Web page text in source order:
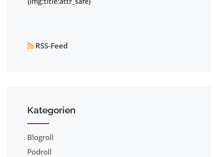
RSS-Feed
Kategorien
Blogroll
Podroll